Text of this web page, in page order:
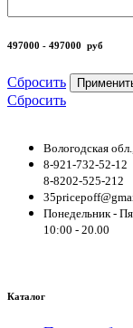
497000 - 497000 руб
Сбросить
Сбросить
Вологодская
8-921-732-52-12
8-8202-525-212
Понедельник -
10:00 - 20.00
Каталог